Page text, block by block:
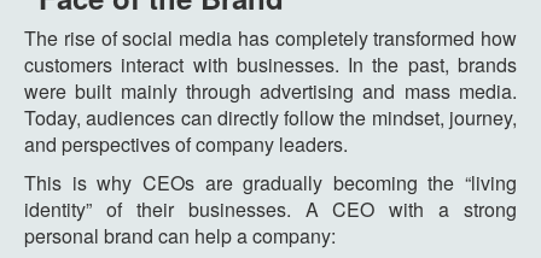
The rise of social media has completely transformed how
customers interact with businesses. In the past, brands
were built mainly through advertising and mass media.
Today, audiences can directly follow the mindset, journey,
and perspectives of company leaders.
This is why CEOs are gradually becoming the “living
identity” of their businesses. A CEO with a strong
personal brand can help a company: